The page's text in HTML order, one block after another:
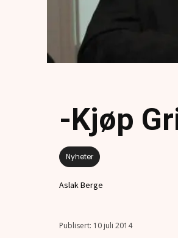
-Kjøp
Nyheter
Aslak Berge
10 juli 2014